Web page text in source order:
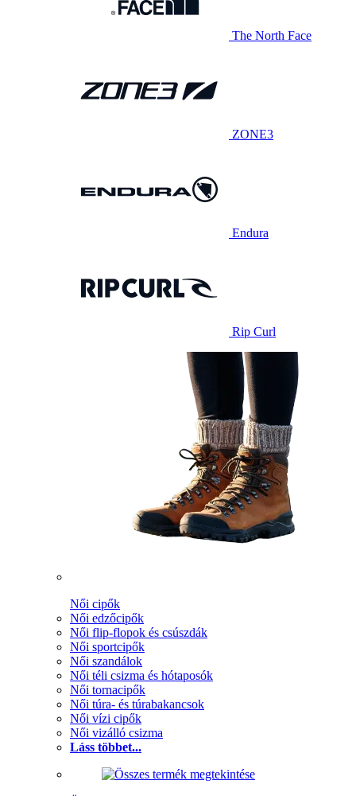
The North Face
ZONE3
Endura
Rip Curl
Női cipők
Női edzőcipők
Női flip-flopok és csúszdák
Női sportcipők
Női szandálok
Női téli csizma és hótaposók
Női tornacipők
Női túra- és túrabakancsok
Női vízi cipők
Női vizálló csizma
Láss többet...